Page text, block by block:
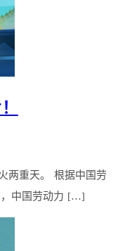
两重天。 根据中国劳
，中国劳动力 […]